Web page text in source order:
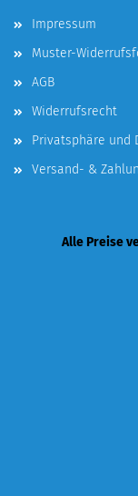
Impressum
Muster-
AGB
Widerrufsrecht
Privatsphäre und
Versand- &
Alle Preise